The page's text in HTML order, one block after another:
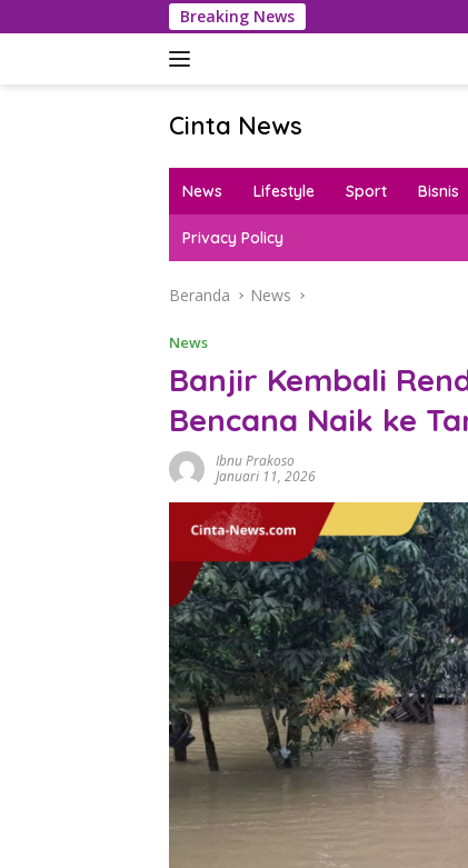
ke
Breaking News
Cinta News
News
Kabar
Inspirasi!
News Lifestyle Sport Bisnis
Privacy Policy
Beranda News
News
Banjir Kembali
Bencana Naik ke
Ibnu Prakoso
Januari 11, 2026